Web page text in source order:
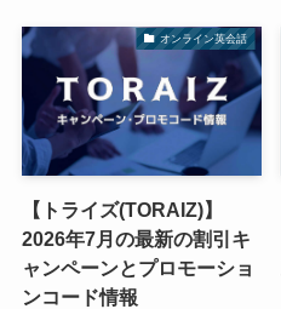
オンライン英会話
【トライズ(TORAIZ)】
2026年7月の最新の割引キ
ャンペーンとプロモーショ
ンコード情報